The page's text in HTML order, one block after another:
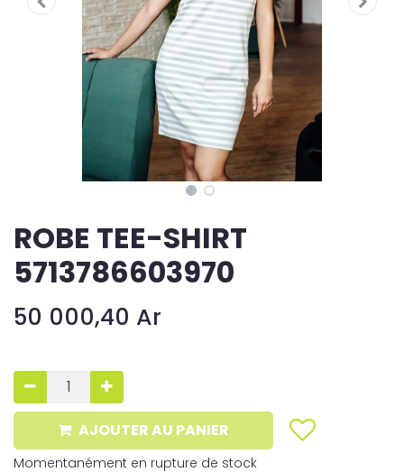
ROBE TEE-SHIRT
5713786603970
50 000,40 Ar
AJOUTER AU PANIER
Momentanément en rupture de stock